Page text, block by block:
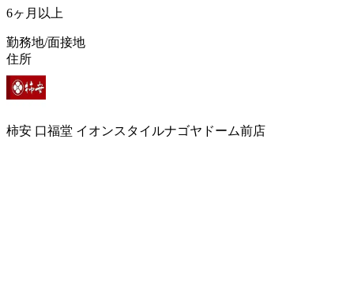
6ヶ月以上
勤務地/面接地
住所
柿安 口福堂 イオンスタイルナゴヤドーム前店